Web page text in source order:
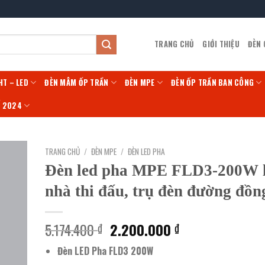
TRANG CHỦ GIỚI THIỆU ĐÈN
– LED ĐÈN MÂM ỐP TRẦN ĐÈN MPE ĐÈN ỐP TRẦN BAN CÔNG
2024
TRANG CHỦ / ĐÈN MPE / ĐÈN LED PHA
Đèn led pha MPE FLD3-200W
nhà thi đấu, trụ đèn đường
5.174.400₫ Giá
gốc
là:
2.200.000₫Giá
Đèn LED Pha FLD3 200W